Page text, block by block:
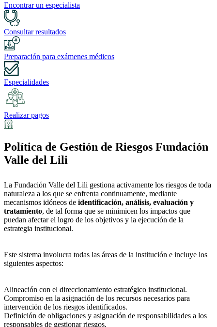
Encontrar un especialista
Consultar resultados
Preparación para exámenes médicos
Especialidades
Realizar pagos
Política de Gestión de Riesgos Fundación
Valle del Lili
La Fundación Valle del Lili gestiona activamente los riesgos de toda
naturaleza a los que se enfrenta continuamente, mediante
mecanismos idóneos de identificación, análisis, evaluación y
tratamiento, de tal forma que se minimicen los impactos que
puedan afectar el logro de los objetivos y la ejecución de la
estrategia institucional.
Este sistema involucra todas las áreas de la institución e incluye los
siguientes aspectos:
Alineación con el direccionamiento estratégico institucional.
Compromiso en la asignación de los recursos necesarios para
intervención de los riesgos identificados.
Definición de obligaciones y asignación de responsabilidades a los
responsables de gestionar riesgos.